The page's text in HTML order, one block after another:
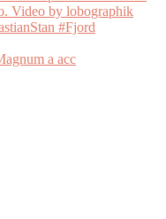
a acc